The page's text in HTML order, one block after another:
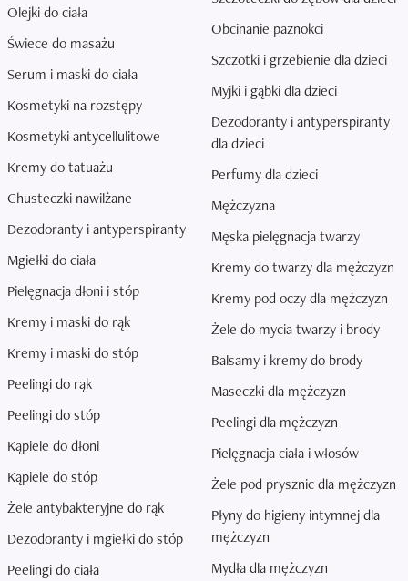
Olejki do ciała
Świece do masażu
Serum i maski do ciała
Kosmetyki na rozstępy
Kosmetyki antycellulitowe
Kremy do tatuażu
Chusteczki nawilżane
Dezodoranty i antyperspiranty
Mgiełki do ciała
Pielęgnacja dłoni i stóp
Kremy i maski do rąk
Kremy i maski do stóp
Peelingi do rąk
Peelingi do stóp
Kąpiele do dłoni
Kąpiele do stóp
Żele antybakteryjne do rąk
Dezodoranty i mgiełki do stóp
Peelingi do ciała
Obcinanie paznokci
Szczotki i grzebienie dla dzieci
Myjki i gąbki dla dzieci
Dezodoranty i antyperspiranty
dla dzieci
Perfumy dla dzieci
Mężczyzna
Męska pielęgnacja twarzy
Kremy do twarzy dla mężczyzn
Kremy pod oczy dla mężczyzn
Żele do mycia twarzy i brody
Balsamy i kremy do brody
Maseczki dla mężczyzn
Peelingi dla mężczyzn
Pielęgnacja ciała i włosów
Żele pod prysznic dla mężczyzn
Płyny do higieny intymnej dla
mężczyzn
Mydła dla mężczyzn